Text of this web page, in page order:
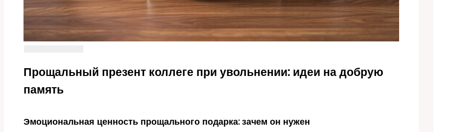
Прощальный презент коллеге при увольнении: идеи на добрую
память
Эмоциональная ценность прощального подарка: зачем он нужен